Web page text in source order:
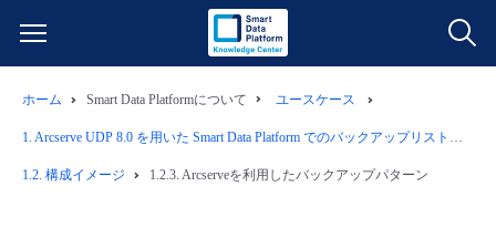
データ利活用
よくある質問
ホーム Smart Data Platformについて ユースケース
1. Arcserve UDP 8.0 を用いた Smart Data Platform でのバックアップリストア運用例
1.2. 構成イメージ 1.2.3. Arcserveを利用したバックアップパターン